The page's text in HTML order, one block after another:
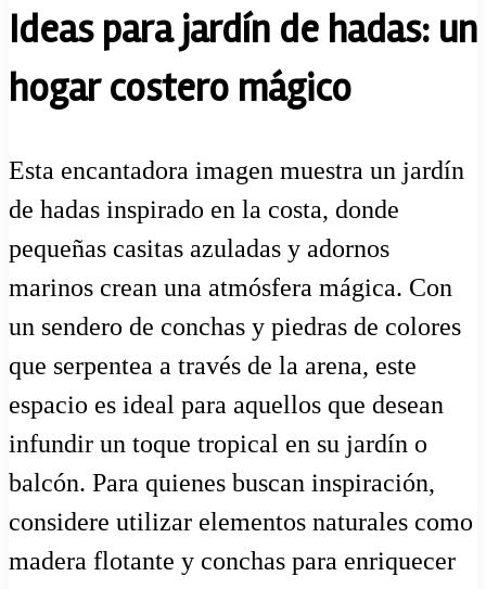
Ideas para jardín de hadas: un
hogar costero mágico
Esta encantadora imagen muestra un jardín
de hadas inspirado en la costa, donde
pequeñas casitas azuladas y adornos
marinos crean una atmósfera mágica. Con
un sendero de conchas y piedras de colores
que serpentea a través de la arena, este
espacio es ideal para aquellos que desean
infundir un toque tropical en su jardín o
balcón. Para quienes buscan inspiración,
considere utilizar elementos naturales como
madera flotante y conchas para enriquecer